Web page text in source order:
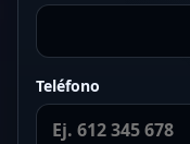
Teléfono